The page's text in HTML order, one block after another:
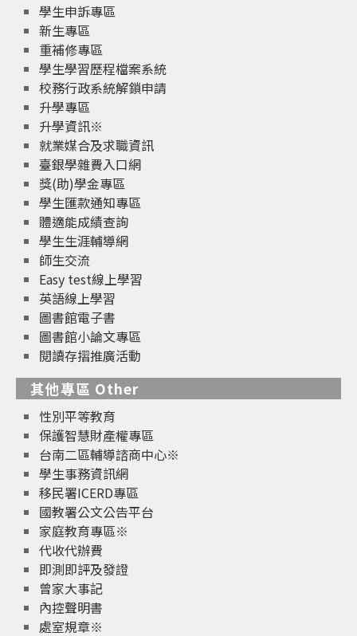
學生申訴專區
新生專區
重補修專區
學生學習歷程檔案系統
校務行政系統解鎖申請
升學專區
升學資訊※
就業媒合及求職資訊
臺銀學雜費入口網
獎(助)學金專區
學生匯款通知專區
體適能成績查詢
學生生涯輔導網
師生交流
Easy test線上學習
英語線上學習
圖書館電子書
圖書館小論文專區
閱讀存摺推廣活動
其他專區 Other
性別平等教育
保護智慧財產權專區
台南二區輔導諮商中心※
學生事務資訊網
移民署ICERD專區
國教署公文公告平台
家庭教育專區※
代收代辦費
即測即評及發證
曾家大事記
內控聲明書
處室規章※